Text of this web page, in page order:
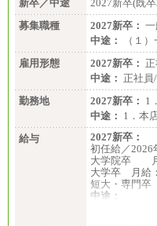
新卒／中途
2027新卒(既
募集職種
2027新卒：
中途：
（１
雇用形態
2027新卒： 正
中途： 正社員
勤務地
2027新卒： 1
中途： 1．
給与
2027新卒：
初任給／2026
大学院卒 月
大学卒 月給
短大・専門卒
中途：